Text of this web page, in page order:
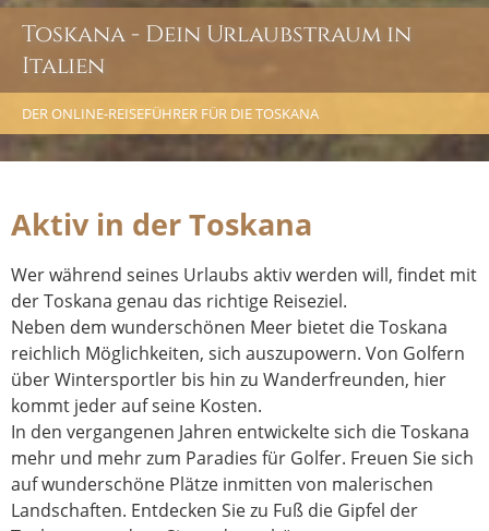
Toskana - Dein Urlaubstraum in
Italien
DER ONLINE-REISEFÜHRER FÜR DIE TOSKANA
Aktiv in der Toskana
Wer während seines Urlaubs aktiv werden will, findet mit
der Toskana genau das richtige Reiseziel.
Neben dem wunderschönen Meer bietet die Toskana
reichlich Möglichkeiten, sich auszupowern. Von Golfern
über Wintersportler bis hin zu Wanderfreunden, hier
kommt jeder auf seine Kosten.
In den vergangenen Jahren entwickelte sich die Toskana
mehr und mehr zum Paradies für Golfer. Freuen Sie sich
auf wunderschöne Plätze inmitten von malerischen
Landschaften. Entdecken Sie zu Fuß die Gipfel der